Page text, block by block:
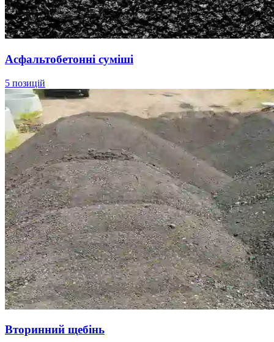
Асфальтобетонні суміші
5 позицій
Вторинний щебінь